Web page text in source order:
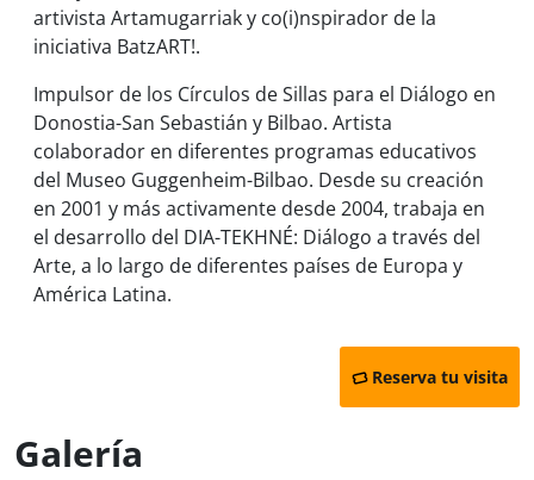
artivista Artamugarriaky co(i)nspirador de la
iniciativa BatzART!.
Impulsor de los Círculos de Sillas para el Diálogo en
Donostia-San Sebastián y Bilbao. Artista
colaborador en diferentes programas educativos
del Museo Guggenheim-Bilbao. Desde su creación
en 2001 y más activamente desde 2004, trabaja en
el desarrollo del DIA-TEKHNÉ: Diálogo a través del
Arte, a lo largo de diferentes países de Europa y
América Latina.
Reserva tu visita
Galería